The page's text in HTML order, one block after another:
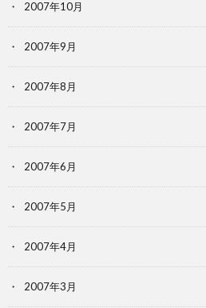
2007年10月
2007年9月
2007年8月
2007年7月
2007年6月
2007年5月
2007年4月
2007年3月